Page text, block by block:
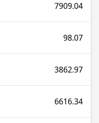
7909.04
98.07
3862.97
6616.34